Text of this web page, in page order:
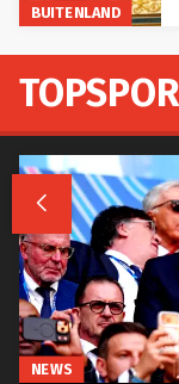

NEWS